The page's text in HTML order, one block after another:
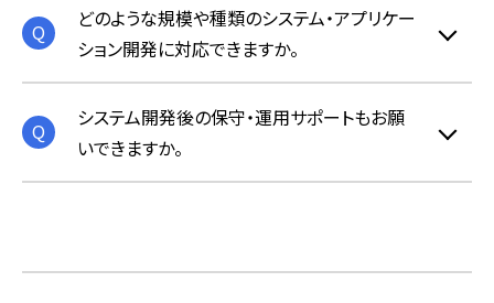
どのような規模や種類のシステム・アプリケー
ション開発に対応できますか。
システム開発後の保守・運用サポートもお願
いできますか。